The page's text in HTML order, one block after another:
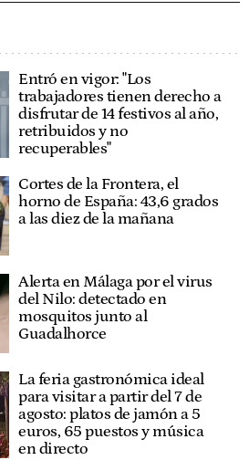
Entró en vigor: "Los
trabajadores tienen derecho a
disfrutar de 14 festivos al año,
retribuidos y no
recuperables"
Cortes de la Frontera, el
horno de España: 43,6 grados
a las diez de la mañana
Alerta en Málaga por el virus
del Nilo: detectado en
mosquitos junto al
Guadalhorce
La feria gastronómica ideal
para visitar a partir del 7 de
agosto: platos de jamón a 5
euros, 65 puestos y música
en directo